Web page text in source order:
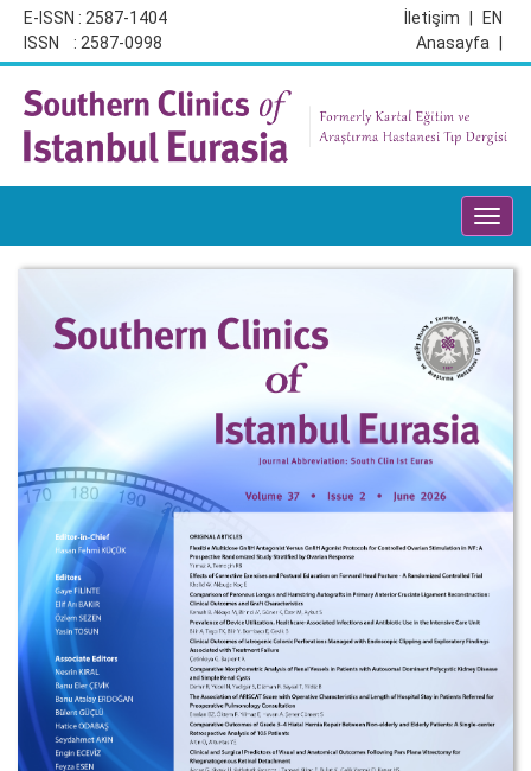
E-ISSN : 2587-1404
ISSN : 2587-0998
EN
İletişim
Anasayfa